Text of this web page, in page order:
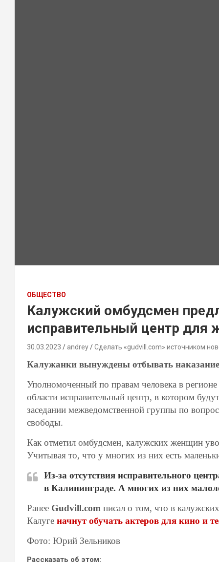
ОБЩЕСТВО
Калужский омбудсмен
исправительный центр для
30.03.2023 andrey Сделать «gudvill.com» источником
Калужанки вынуждены отбывать
Уполномоченный по правам человека в
области исправительный центр, в котором
заседании межведомственной группы по
свободы.
Как отметил омбудсмен, калужских женщин
Учитывая то, что у многих из них есть
Из-за отсутствия исправительного
в Калининграде. А многих из них
Ранее Gudvill.com писал о том, что в
Калуге начнут обучать актеров для кино и
Фото: Юрий Зельников
Рассказать об этом: